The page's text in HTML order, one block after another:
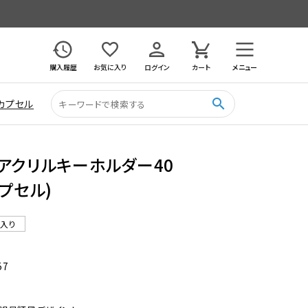
購入履歴
お気に入り ログイン カート メニュー
プセル search
クリルキーホルダー40
セル)
り